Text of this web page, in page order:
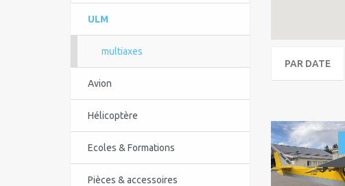
ULM
multiaxes
Avion
Hélicoptère
Ecoles & Formations
Pièces & accessoires
PAR DATE